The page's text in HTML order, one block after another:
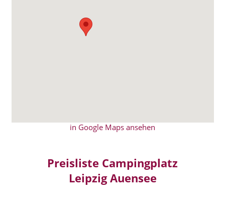
in Google Maps ansehen
Preisliste Campingplatz
Leipzig Auensee